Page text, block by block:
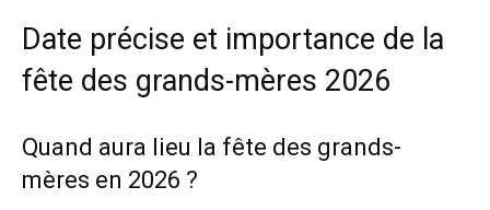
Date précise et importance de la
fête des grands-mères 2026
Quand aura lieu la fête des grands-
mères en 2026 ?